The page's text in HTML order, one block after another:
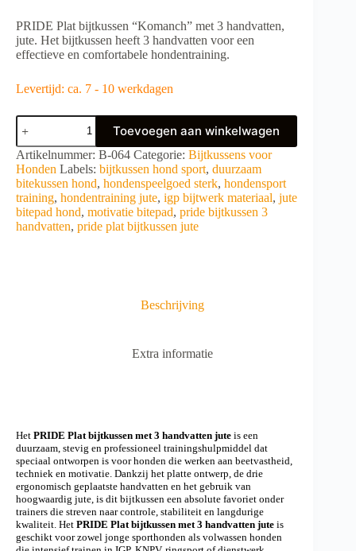
PRIDE Plat bijtkussen “Komanch” met 3 handvatten,
jute. Het bijtkussen heeft 3 handvatten voor een
effectieve en comfortabele hondentraining.
Levertijd: ca. 7 - 10 werkdagen
PRIDE
Plat
bijtkussen
met
3
handvatten
jute
aantal
Toevoegen aan winkelwagen
A
l
t
e
r
n
Artikelnummer: B-064 Categorie: Bijtkussens voor
Honden Labels: bijtkussen hond sport, duurzaam
bitekussen hond, hondenspeelgoed sterk, hondensport
training, hondentraining jute, igp bijtwerk materiaal, jute
bitepad hond, motivatie bitepad, pride bijtkussen 3
handvatten, pride plat bijtkussen jute
Beschrijving
Extra informatie
Het PRIDE Plat bijtkussen met 3 handvatten jute is een
duurzaam, stevig en professioneel trainingshulpmiddel dat
speciaal ontworpen is voor honden die werken aan beetvastheid,
techniek en motivatie. Dankzij het platte ontwerp, de drie
ergonomisch geplaatste handvatten en het gebruik van
hoogwaardig jute, is dit bijtkussen een absolute favoriet onder
trainers die streven naar controle, stabiliteit en langdurige
kwaliteit. Het PRIDE Plat bijtkussen met 3 handvatten jute is
geschikt voor zowel jonge sporthonden als volwassen honden